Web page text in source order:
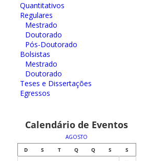
Quantitativos
Regulares
Mestrado
Doutorado
Pós-Doutorado
Bolsistas
Mestrado
Doutorado
Teses e Dissertações
Egressos
Calendário de Eventos
AGOSTO
D
S T Q Q S S